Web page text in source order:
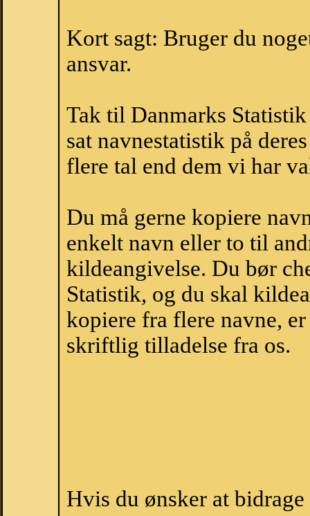
Kort sagt: Bruger du
ansvar.
Tak til Danmarks
sat navnestatistik på
flere tal end dem vi har
Du må gerne kopiere
enkelt navn eller to til
kildeangivelse. Du bør
Statistik, og du skal
kopiere fra flere navne,
skriftlig tilladelse fra os.
Hvis du ønsker at